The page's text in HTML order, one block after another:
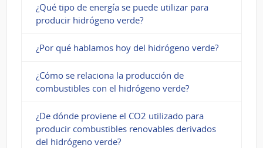
¿Qué tipo de energía se puede utilizar para
producir hidrógeno verde?
¿Por qué hablamos hoy del hidrógeno verde?
¿Cómo se relaciona la producción de
combustibles con el hidrógeno verde?
¿De dónde proviene el CO2 utilizado para
producir combustibles renovables derivados
del hidrógeno verde?